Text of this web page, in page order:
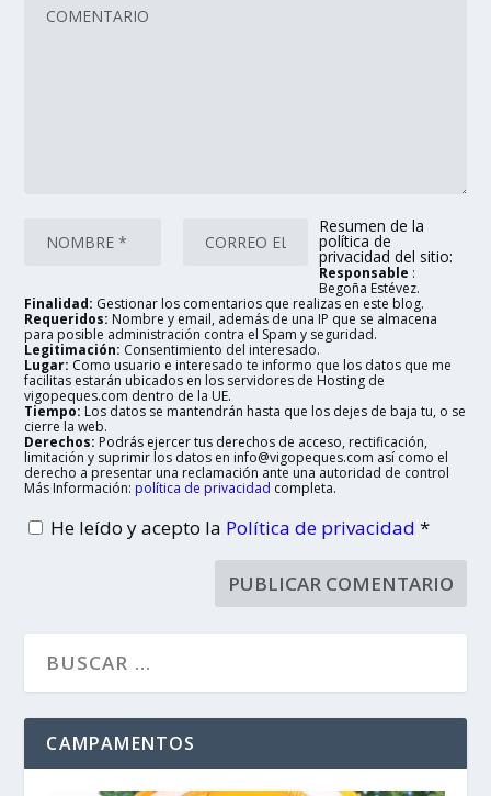
Resumen de la
política de
privacidad del sitio:
Responsable :
Begoña Estévez.
Finalidad: Gestionar los comentarios que realizas en este blog.
Requeridos: Nombre y email, además de una IP que se almacena
para posible administración contra el Spam y seguridad.
Legitimación: Consentimiento del interesado.
Lugar: Como usuario e interesado te informo que los datos que me
facilitas estarán ubicados en los servidores de Hosting de
vigopeques.com dentro de la UE.
Tiempo: Los datos se mantendrán hasta que los dejes de baja tu, o se
cierre la web.
Derechos: Podrás ejercer tus derechos de acceso, rectificación,
limitación y suprimir los datos en info@vigopeques.com así como el
derecho a presentar una reclamación ante una autoridad de control
Más Información: política de privacidad completa.
He leído y acepto la Política de privacidad*
CAMPAMENTOS